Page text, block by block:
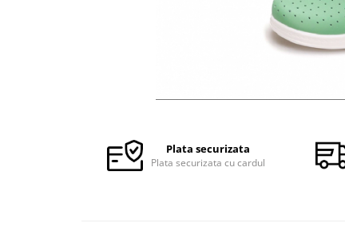
Facebook
Plata securizata
Plata securizata cu cardul